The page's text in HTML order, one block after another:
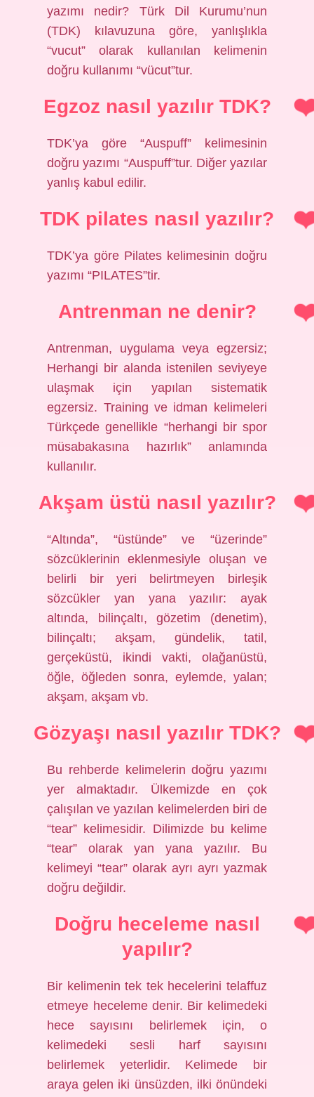
yazımı nedir? Türk Dil Kurumu’nun
(TDK) kılavuzuna göre, yanlışlıkla
“vucut” olarak kullanılan kelimenin
doğru kullanımı “vücut”tur.
Egzoz nasıl yazılır TDK?
TDK’ya göre “Auspuff” kelimesinin
doğru yazımı “Auspuff”tur. Diğer yazılar
yanlış kabul edilir.
TDK pilates nasıl yazılır?
TDK’ya göre Pilates kelimesinin doğru
yazımı “PILATES”tir.
Antrenman ne denir?
Antrenman, uygulama veya egzersiz;
Herhangi bir alanda istenilen seviyeye
ulaşmak için yapılan sistematik
egzersiz. Training ve idman kelimeleri
Türkçede genellikle “herhangi bir spor
müsabakasına hazırlık” anlamında
kullanılır.
Akşam üstü nasıl yazılır?
“Altında”, “üstünde” ve “üzerinde”
sözcüklerinin eklenmesiyle oluşan ve
belirli bir yeri belirtmeyen birleşik
sözcükler yan yana yazılır: ayak
altında, bilinçaltı, gözetim (denetim),
bilinçaltı; akşam, gündelik, tatil,
gerçeküstü, ikindi vakti, olağanüstü,
öğle, öğleden sonra, eylemde, yalan;
akşam, akşam vb.
Gözyaşı nasıl yazılır TDK?
Bu rehberde kelimelerin doğru yazımı
yer almaktadır. Ülkemizde en çok
çalışılan ve yazılan kelimelerden biri de
“tear” kelimesidir. Dilimizde bu kelime
“tear” olarak yan yana yazılır. Bu
kelimeyi “tear” olarak ayrı ayrı yazmak
doğru değildir.
Doğru heceleme nasıl
yapılır?
Bir kelimenin tek tek hecelerini telaffuz
etmeye heceleme denir. Bir kelimedeki
hece sayısını belirlemek için, o
kelimedeki sesli harf sayısını
belirlemek yeterlidir. Kelimede bir
araya gelen iki ünsüzden, ilki önündeki